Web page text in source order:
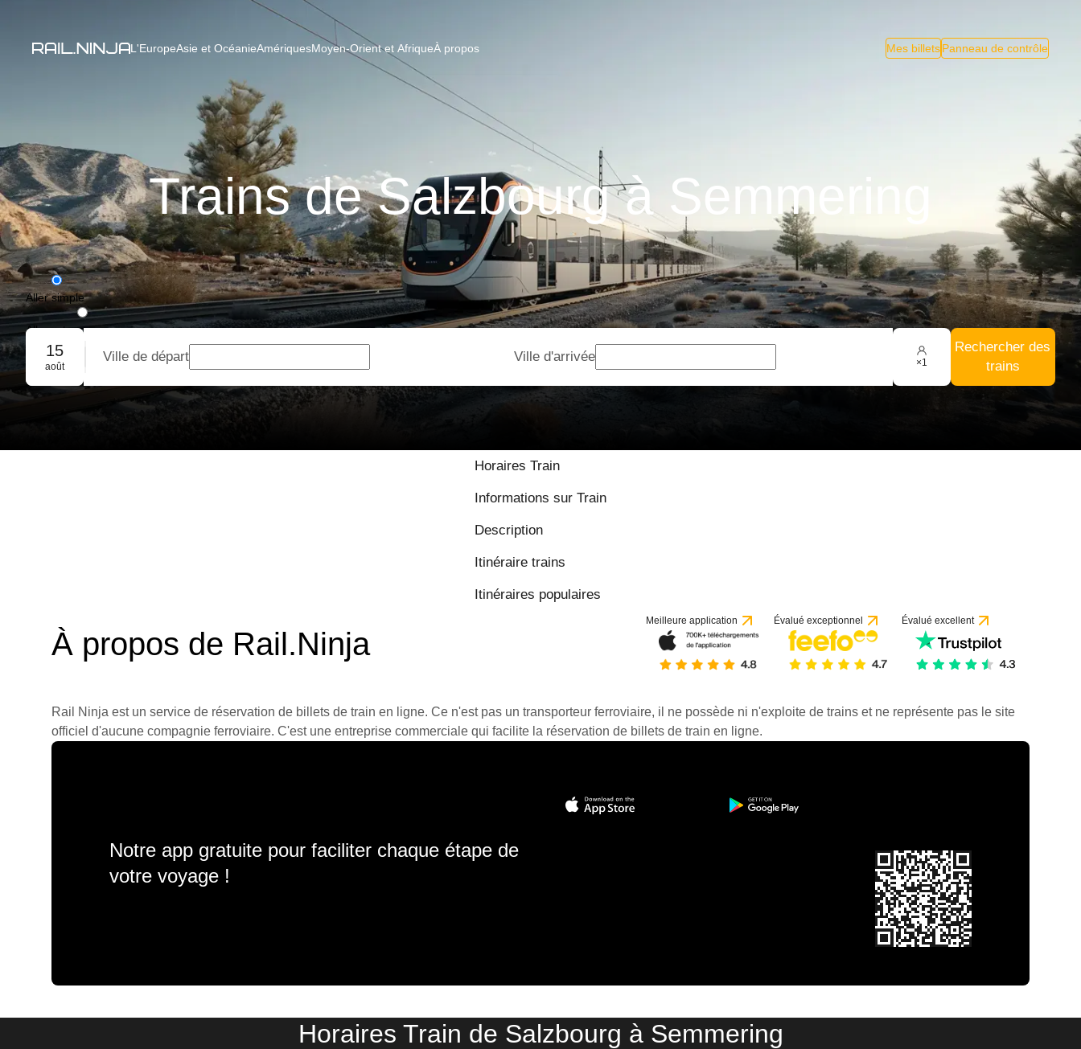
L'EuropeAsie et OcéanieAmériquesMoyen-Orient et AfriqueÀ propos Mes billetsPanneau de contrôle
Trains de Salzbourg à Semmering
Aller simple
Aller-retour
Réservation de groupe
15
août
Ville de départ Ville d'arrivée ×1
Rechercher des
trains
Horaires Train
Informations sur Train
Description
Itinéraire trains
Itinéraires populaires
À propos de Rail.Ninja
Meilleure application Évalué exceptionnel Évalué excellent
Rail Ninja est un service de réservation de billets de train en ligne. Ce n'est pas un transporteur ferroviaire, il ne possède ni n'exploite de trains et ne représente pas le site
officiel d'aucune compagnie ferroviaire. C'est une entreprise commerciale qui facilite la réservation de billets de train en ligne.
Notre app gratuite pour faciliter chaque étape de
votre voyage !
Horaires Train de Salzbourg à Semmering